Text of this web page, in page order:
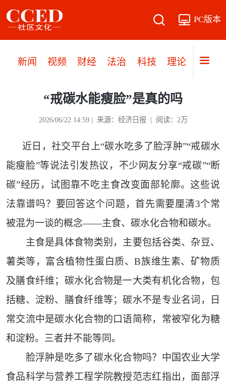
PC版本
新闻 视频 财经 法治 科技 理论 党建
“戒碳水能瘦脸”是真的吗
2026/06/22 14:59 | 来源：经济日报 | 阅读：2万
近日，社交平台上“碳水吃多了脸浮肿”“戒碳水
能瘦脸”等说法引发热议，不少网友分享“戒碳”“断
碳”经历，试图靠不吃主食改变面部轮廓。这些说
法靠谱吗？要回答这个问题，首先需要厘清3个常
被混为一谈的概念——主食、碳水化合物和碳水。
主食是具体食物类别，主要包括谷类、杂豆、
薯类等，富含植物性蛋白质、B族维生素、矿物质
及膳食纤维；碳水化合物是一大类有机化合物，包
括糖、淀粉、膳食纤维等；碳水不是专业名词，日
常交流中是碳水化合物的口语简称，常被窄化为糖
和淀粉。三者并不能等同。
脸浮肿是吃多了碳水化合物吗？中国农业大学
食品科学与营养工程学院教授范志红指出，面部浮